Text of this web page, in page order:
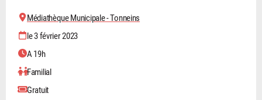
Médiathèque Municipale - Tonneins
le 3 février 2023
A 19h
Familial
Gratuit